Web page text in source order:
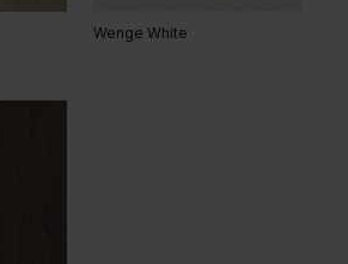
Wenge White